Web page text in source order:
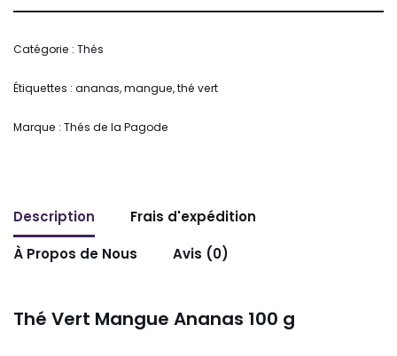
Catégorie : Thés
Étiquettes : ananas,mangue,thé vert
Marque : Thés de la Pagode
Description
Frais d'expédition
À Propos de Nous
Avis (0)
Thé Vert Mangue Ananas 100 g